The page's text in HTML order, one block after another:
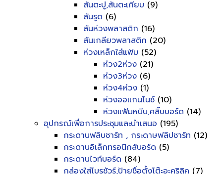
สันตะปู,สันตะเกียบ (9)
สันรูด (6)
สันห่วงพลาสติก (16)
สันเกลียวพลาสติก (20)
ห่วงเหล็กใส่แฟ้ม (52)
ห่วง2ห่วง (21)
ห่วง3ห่วง (6)
ห่วง4ห่วง (1)
ห่วงออแกนไนซ์ (10)
ห่วงแฟ้มหนีบ,คลิ๊บบอร์ด (14)
อุปกรณ์เพื่อการประชุมและนำเสนอ (195)
กระดานฟลิบชาร์ท , กระดาษฟลิปชาร์ท (12)
กระดานอิเล็กทรอนิกส์บอร์ด (5)
กระดานไวท์บอร์ด (84)
กล่องใส่โบรชัวร์,ป้ายชื่อตั้งโต๊ะอะคริลิค (7)